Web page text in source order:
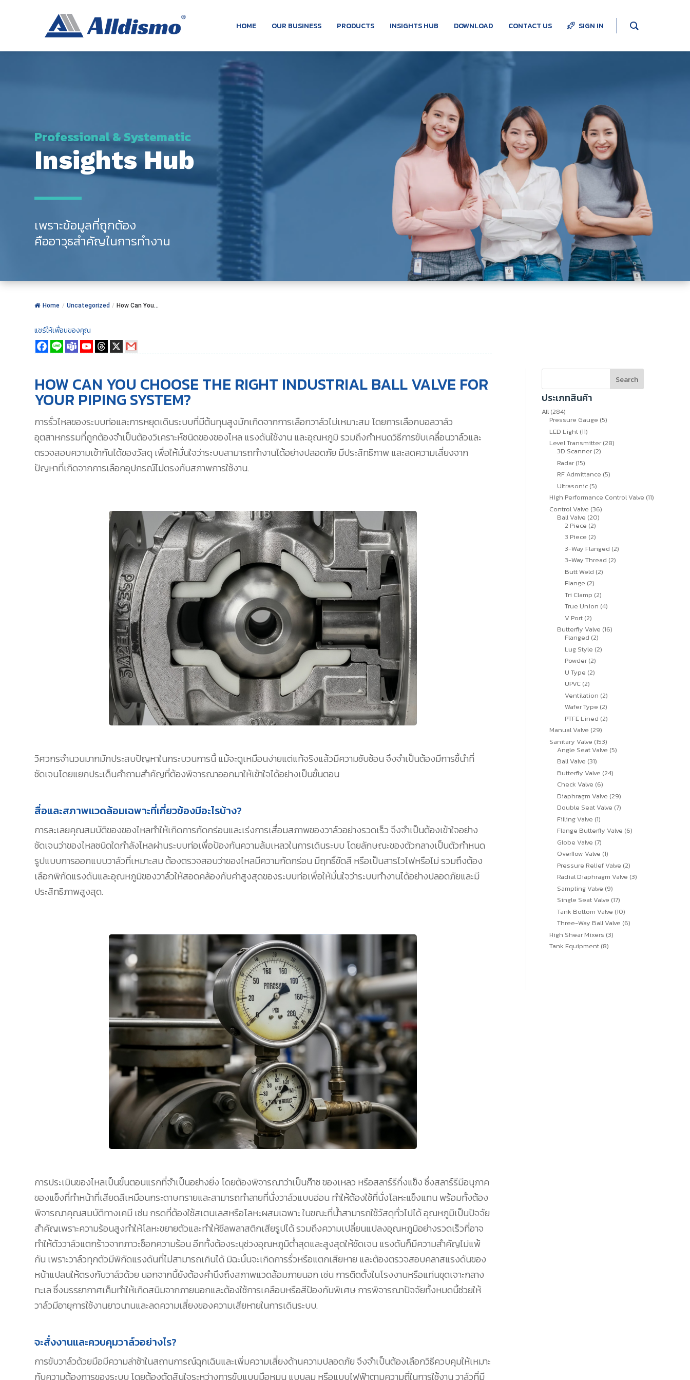
HOME OUR BUSINESS PRODUCTS INSIGHTS HUB DOWNLOAD CONTACT US SIGN IN
Professional & Systematic
Insights Hub
เพราะข้อมูลที่ถูกต้อง
คืออาวุธสำคัญในการทำงาน
Home / Uncategorized / How Can You...
แชร์ให้เพื่อนของคุณ
HOW CAN YOU CHOOSE THE RIGHT INDUSTRIAL BALL VALVE FOR
YOUR PIPING SYSTEM?
การรั่วไหลของระบบท่อและการหยุดเดินระบบที่มีต้นทุนสูงมักเกิดจากการเลือกวาล์วไม่เหมาะสม โดยการเลือกบอลวาล์ว
อุตสาหกรรมที่ถูกต้องจำเป็นต้องวิเคราะห์ชนิดของของไหล แรงดันใช้งาน และอุณหภูมิ รวมถึงกำหนดวิธีการขับเคลื่อนวาล์วและ
ตรวจสอบความเข้ากันได้ของวัสดุ เพื่อให้มั่นใจว่าระบบสามารถทำงานได้อย่างปลอดภัย มีประสิทธิภาพ และลดความเสี่ยงจาก
ปัญหาที่เกิดจากการเลือกอุปกรณ์ไม่ตรงกับสภาพการใช้งาน.
วิศวกรจำนวนมากมักประสบปัญหาในกระบวนการนี้ แม้จะดูเหมือนง่ายแต่แท้จริงแล้วมีความซับซ้อน จึงจำเป็นต้องมีการชี้นำที่
ชัดเจนโดยแยกประเด็นคำถามสำคัญที่ต้องพิจารณาออกมาให้เข้าใจได้อย่างเป็นขั้นตอน
สื่อและสภาพแวดล้อมเฉพาะที่เกี่ยวข้องมีอะไรบ้าง?
การละเลยคุณสมบัติของของไหลทำให้เกิดการกัดกร่อนและเร่งการเสื่อมสภาพของวาล์วอย่างรวดเร็ว จึงจำเป็นต้องเข้าใจอย่าง
ชัดเจนว่าของไหลชนิดใดกำลังไหลผ่านระบบท่อเพื่อป้องกันความล้มเหลวในการเดินระบบ โดยลักษณะของตัวกลางเป็นตัวกำหนด
รูปแบบการออกแบบวาล์วที่เหมาะสม ต้องตรวจสอบว่าของไหลมีความกัดกร่อน มีฤทธิ์ขัดสี หรือเป็นสารไวไฟหรือไม่ รวมถึงต้อง
เลือกพิกัดแรงดันและอุณหภูมิของวาล์วให้สอดคล้องกับค่าสูงสุดของระบบท่อเพื่อให้มั่นใจว่าระบบทำงานได้อย่างปลอดภัยและมี
ประสิทธิภาพสูงสุด.
การประเมินของไหลเป็นขั้นตอนแรกที่จำเป็นอย่างยิ่ง โดยต้องพิจารณาว่าเป็นก๊าซ ของเหลว หรือสลาร์รีกึ่งแข็ง ซึ่งสลาร์รีมีอนุภาค
ของแข็งที่ทำหน้าที่เสียดสีเหมือนกระดาษทรายและสามารถทำลายที่นั่งวาล์วแบบอ่อน ทำให้ต้องใช้ที่นั่งโลหะแข็งแทน พร้อมทั้งต้อง
พิจารณาคุณสมบัติทางเคมี เช่น กรดที่ต้องใช้สเตนเลสหรือโลหะผสมเฉพาะ ในขณะที่น้ำสามารถใช้วัสดุทั่วไปได้ อุณหภูมิเป็นปัจจัย
สำคัญเพราะความร้อนสูงทำให้โลหะขยายตัวและทำให้ซีลพลาสติกเสียรูปได้ รวมถึงความเปลี่ยนแปลงอุณหภูมิอย่างรวดเร็วที่อาจ
ทำให้ตัววาล์วแตกร้าวจากภาวะช็อกความร้อน อีกทั้งต้องระบุช่วงอุณหภูมิต่ำสุดและสูงสุดให้ชัดเจน แรงดันก็มีความสำคัญไม่แพ้
กัน เพราะวาล์วทุกตัวมีพิกัดแรงดันที่ไม่สามารถเกินได้ มิฉะนั้นจะเกิดการรั่วหรือแตกเสียหาย และต้องตรวจสอบคลาสแรงดันของ
หน้าแปลนให้ตรงกับวาล์วด้วย นอกจากนี้ยังต้องคำนึงถึงสภาพแวดล้อมภายนอก เช่น การติดตั้งในโรงงานหรือแท่นขุดเจาะกลาง
ทะเล ซึ่งบรรยากาศเค็มทำให้เกิดสนิมจากภายนอกและต้องใช้การเคลือบหรือสีป้องกันพิเศษ การพิจารณาปัจจัยทั้งหมดนี้ช่วยให้
วาล์วมีอายุการใช้งานยาวนานและลดความเสี่ยงของความเสียหายในการเดินระบบ.
จะสั่งงานและควบคุมวาล์วอย่างไร?
การขับวาล์วด้วยมือมีความล่าช้าในสถานการณ์ฉุกเฉินและเพิ่มความเสี่ยงด้านความปลอดภัย จึงจำเป็นต้องเลือกวิธีควบคุมให้เหมาะ
กับความต้องการของระบบ โดยต้องตัดสินใจระหว่างการขับแบบมือหมุน แบบลม หรือแบบไฟฟ้าตามความถี่ในการใช้งาน วาล์วที่มี
Search
ประเภทสินค้า
All 284284
สินค้า
Pressure Gauge 55
LED Light 1111
สินค้า
Level Transmitter 2828
3D Scanner 22
Radar 1515
สินค้า
RF Admittance 55
Ultrasonic 55
สินค้า
High Performance Control Valve 1111
Control Valve 3636
Ball Valve 2020
2 Piece 22
สินค้า
3 Piece 22
สินค้า
3-Way Flanged 22
3-Way Thread 22
Butt Weld 22
Flange 22
สินค้า
Tri Clamp 22
สินค้า
True Union 44
V Port 22
สินค้า
Butterfly Valve 1616
Flanged 22
สินค้า
Lug Style 22
Powder 22
สินค้า
U Type 22
UPVC 22
สินค้า
Ventilation 22
สินค้า
Wafer Type 22
สินค้า
PTFE Lined 22
Manual Valve 2929
สินค้า
Sanitary Valve 153153
สินค้า
Angle Seat Valve 55
Ball Valve 3131
สินค้า
Butterfly Valve 2424
Check Valve 66
สินค้า
Diaphragm Valve 2929
สินค้า
Double Seat Valve 77
Filling Valve 11
สินค้า
Flange Butterfly Valve 66
Globe Valve 77
สินค้า
Overflow Valve 11
สินค้า
Pressure Relief Valve 22
สินค้า
Radial Diaphragm Valve 33
Sampling Valve 99
สินค้า
Single Seat Valve 1717
สินค้า
Tank Bottom Valve 1010
สินค้า
Three-Way Ball Valve 66
High Shear Mixers 33
Tank Equipment 88